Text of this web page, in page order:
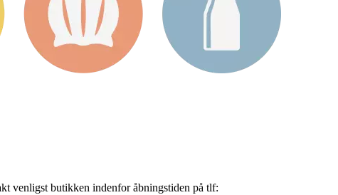
venligst butikken indenfor åbningstiden på tlf: